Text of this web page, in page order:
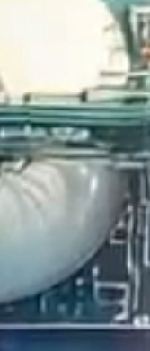
의 가치를
겠습니다.